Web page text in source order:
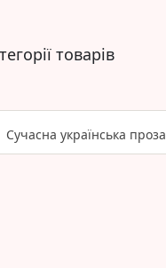
товарів
українська проза